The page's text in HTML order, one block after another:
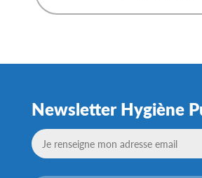
Newsletter Hygiène